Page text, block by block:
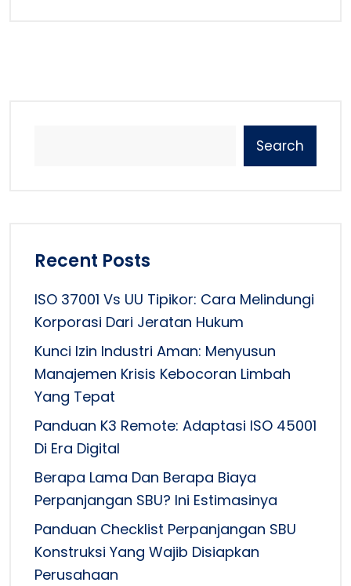
Search
Recent Posts
ISO 37001 Vs UU Tipikor: Cara Melindungi
Korporasi Dari Jeratan Hukum
Kunci Izin Industri Aman: Menyusun
Manajemen Krisis Kebocoran Limbah
Yang Tepat
Panduan K3 Remote: Adaptasi ISO 45001
Di Era Digital
Berapa Lama Dan Berapa Biaya
Perpanjangan SBU? Ini Estimasinya
Panduan Checklist Perpanjangan SBU
Konstruksi Yang Wajib Disiapkan
Perusahaan